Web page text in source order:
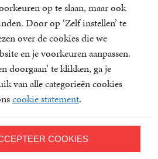
op te slaan, maar ook
Door op ‘Zelf instellen’ te
over de cookies die we
en je voorkeuren aanpassen.
doorgaan’ te klikken, ga je
van alle categorieën cookies
cookie statement.
COOKIES
onze nieuwsbrieven en blijf op
laatste nieuws, nieuwe titels,
en prijsvragen.
Inschrijven